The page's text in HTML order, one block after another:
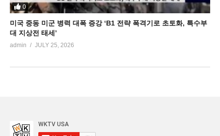
0
미국 중동 미군 병력 대폭 증강 ‘B1 전략 폭격기로 초토화, 특수부
대 지상전 태세’
admin JULY 25, 2026